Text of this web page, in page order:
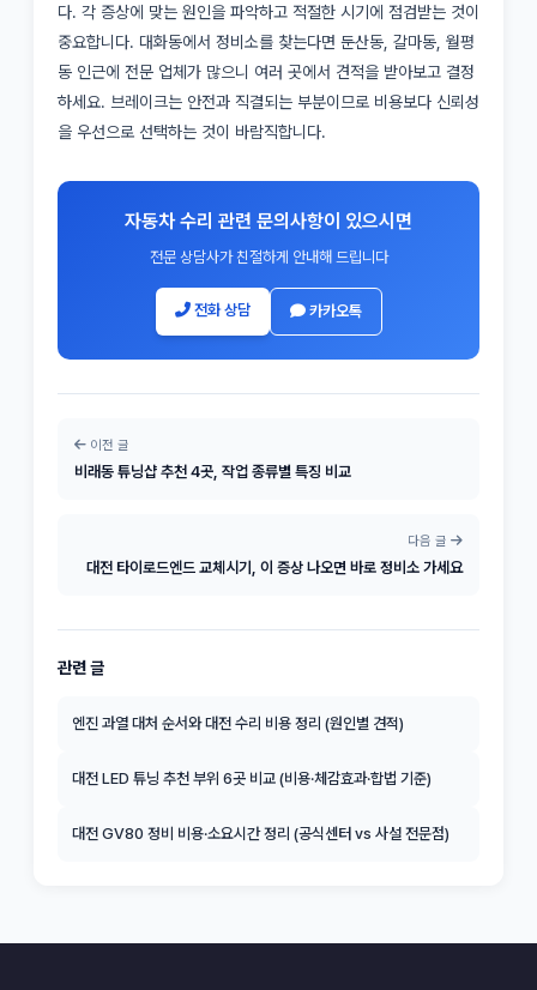
다. 각 증상에 맞는 원인을 파악하고 적절한 시기에 점검받는 것이
중요합니다. 대화동에서 정비소를 찾는다면 둔산동, 갈마동, 월평
동 인근에 전문 업체가 많으니 여러 곳에서 견적을 받아보고 결정
하세요. 브레이크는 안전과 직결되는 부분이므로 비용보다 신뢰성
을 우선으로 선택하는 것이 바람직합니다.
자동차 수리 관련 문의사항이 있으시면
전문 상담사가 친절하게 안내해 드립니다
전화 상담 카카오톡
이전 글
비래동 튜닝샵 추천 4곳, 작업 종류별 특징 비교
다음 글
대전 타이로드엔드 교체시기, 이 증상 나오면 바로 정비소 가세요
관련 글
엔진 과열 대처 순서와 대전 수리 비용 정리 (원인별 견적)
대전 LED 튜닝 추천 부위 6곳 비교 (비용·체감효과·합법 기준)
대전 GV80 정비 비용·소요시간 정리 (공식센터 vs 사설 전문점)